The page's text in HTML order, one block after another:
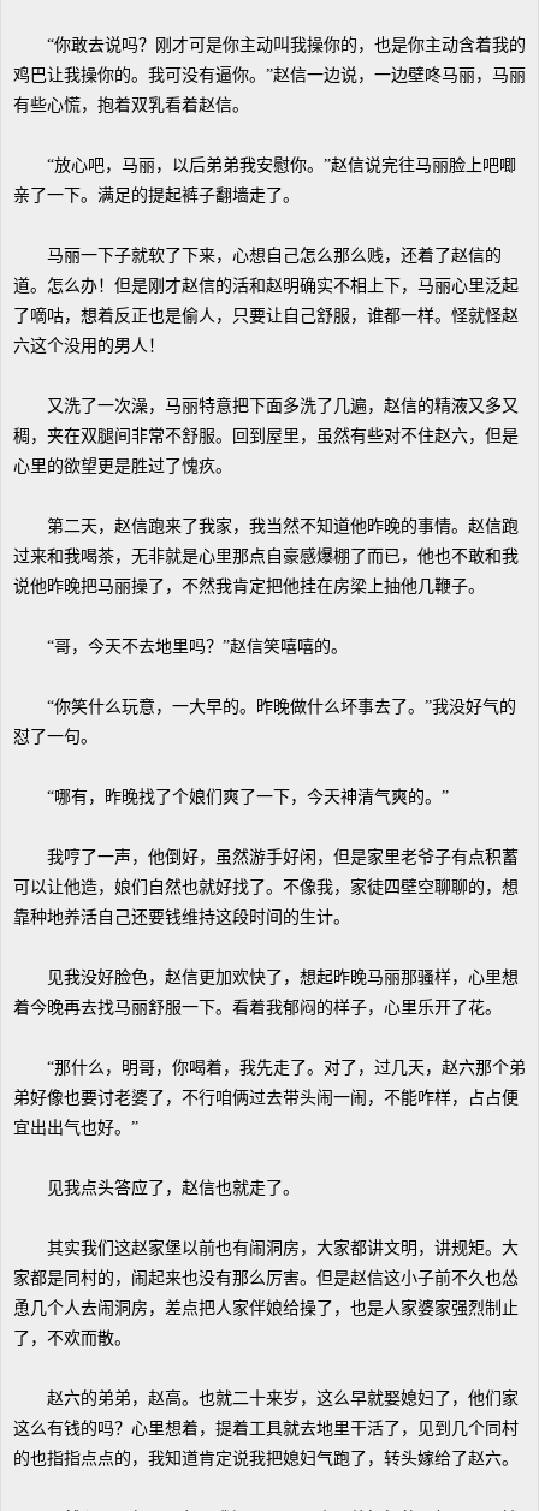
“你敢去说吗？刚才可是你主动叫我操你的，也是你主动含着我的
鸡巴让我操你的。我可没有逼你。”赵信一边说，一边壁咚马丽，马丽
有些心慌，抱着双乳看着赵信。
“放心吧，马丽，以后弟弟我安慰你。”赵信说完往马丽脸上吧唧
亲了一下。满足的提起裤子翻墙走了。
马丽一下子就软了下来，心想自己怎么那么贱，还着了赵信的
道。怎么办！但是刚才赵信的活和赵明确实不相上下，马丽心里泛起
了嘀咕，想着反正也是偷人，只要让自己舒服，谁都一样。怪就怪赵
六这个没用的男人！
又洗了一次澡，马丽特意把下面多洗了几遍，赵信的精液又多又
稠，夹在双腿间非常不舒服。回到屋里，虽然有些对不住赵六，但是
心里的欲望更是胜过了愧疚。
第二天，赵信跑来了我家，我当然不知道他昨晚的事情。赵信跑
过来和我喝茶，无非就是心里那点自豪感爆棚了而已，他也不敢和我
说他昨晚把马丽操了，不然我肯定把他挂在房梁上抽他几鞭子。
“哥，今天不去地里吗？”赵信笑嘻嘻的。
“你笑什么玩意，一大早的。昨晚做什么坏事去了。”我没好气的
怼了一句。
“哪有，昨晚找了个娘们爽了一下，今天神清气爽的。”
我哼了一声，他倒好，虽然游手好闲，但是家里老爷子有点积蓄
可以让他造，娘们自然也就好找了。不像我，家徒四壁空聊聊的，想
靠种地养活自己还要钱维持这段时间的生计。
见我没好脸色，赵信更加欢快了，想起昨晚马丽那骚样，心里想
着今晚再去找马丽舒服一下。看着我郁闷的样子，心里乐开了花。
“那什么，明哥，你喝着，我先走了。对了，过几天，赵六那个弟
弟好像也要讨老婆了，不行咱俩过去带头闹一闹，不能咋样，占占便
宜出出气也好。”
见我点头答应了，赵信也就走了。
其实我们这赵家堡以前也有闹洞房，大家都讲文明，讲规矩。大
家都是同村的，闹起来也没有那么厉害。但是赵信这小子前不久也怂
恿几个人去闹洞房，差点把人家伴娘给操了，也是人家婆家强烈制止
了，不欢而散。
赵六的弟弟，赵高。也就二十来岁，这么早就娶媳妇了，他们家
这么有钱的吗？心里想着，提着工具就去地里干活了，见到几个同村
的也指指点点的，我知道肯定说我把媳妇气跑了，转头嫁给了赵六。